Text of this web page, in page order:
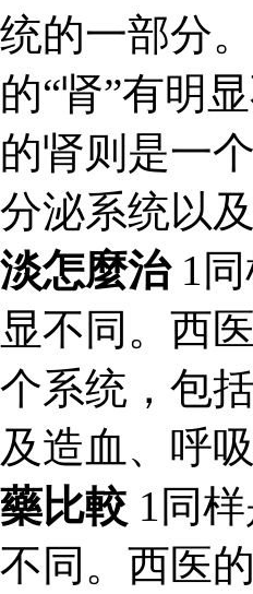
统的一部分
的“肾”有明
的肾则是一
分泌系统以
淡怎麼治1同
显不同。西
个系统，包
及造血、呼
藥比較 1同
不同。西医